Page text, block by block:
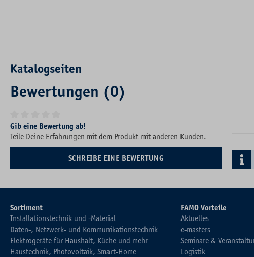
Katalogseiten
Bewertungen (0)
Durchschnittliche Bewertung von 0 von 5 Sternen
Gib eine Bewertung ab!
Teile Deine Erfahrungen mit dem Produkt mit anderen Kunden.
SCHREIBE EINE BEWERTUNG
Sortiment
Installationstechnik und -Material
Daten-, Netzwerk- und Kommunikationstechnik
Elektrogeräte für Haushalt, Küche und mehr
Haustechnik, Photovoltaik, Smart-Home
FAMO Vorteile
Aktuelles
e-masters
Seminare &
Logistik